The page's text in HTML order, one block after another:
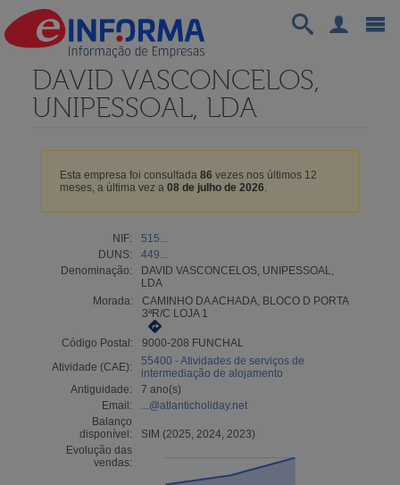
DAVID VASCONCELOS,
UNIPESSOAL, LDA
Esta empresa foi consultada 86 vezes nos últimos 12
meses, a última vez a 08 de julho de 2026.
NIF:
515...
DUNS:
449...
Denominação:
DAVID VASCONCELOS, UNIPESSOAL,
LDA
Morada:
CAMINHO DA ACHADA, BLOCO D PORTA
3ªR/C LOJA 1
Código Postal:
9000-208 FUNCHAL
Atividade (CAE):
55400 - Atividades de serviços de
intermediação de alojamento
Antiguidade:
7 ano(s)
Email:
...@atlanticholiday.net
Balanço
disponível:
SIM (2025, 2024, 2023)
Evolução das
vendas: